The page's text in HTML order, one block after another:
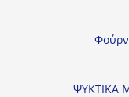
ΨΥΚΤΙΚΑ